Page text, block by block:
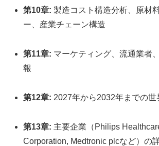
第10章: 製造コスト構造分析、原材
ー、産業チェーン構造
第11章: マーケティング、流通業者
報
第12章: 2027年から2032年までの世
第13章: 主要企業（Philips
Corporation, Medtronic plcなど）の